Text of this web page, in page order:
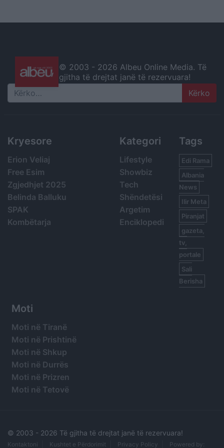
© 2003 - 2026 Albeu Online Media. Të
gjitha të drejtat janë të rezervuara!
Search
Kryesore
Erion Veliaj
Free Esim
Zgjedhjet 2025
Belinda Balluku
SPAK
Kombëtarja
Kategori
Lifestyle
Showbiz
Tech
Shëndetësi
Argetim
Enciklopedi
Tags
Edi Rama
Albania
News
Ilir Meta
Piranjat
gazeta,
tv,
portale
Sali
Berisha
Moti
Moti në Tiranë
Moti në Prishtinë
Moti në Shkup
Moti në Durrës
Moti në Prizren
Moti në Tetovë
© 2003 - 2026 Të gjitha të drejtat janë të rezervuara!
Kontaktoni Kushtet e Përdorimit Privacy Policy Powered by: